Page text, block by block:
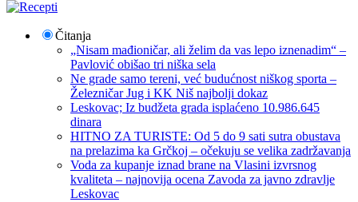
Čitanja
„Nisam mađioničar, ali želim da vas lepo iznenadim“ –
Pavlović obišao tri niška sela
Ne grade samo tereni, već budućnost niškog sporta –
Železničar Jug i KK Niš najbolji dokaz
Leskovac; Iz budžeta grada isplaćeno 10.986.645
dinara
HITNO ZA TURISTE: Od 5 do 9 sati sutra obustava
na prelazima ka Grčkoj – očekuju se velika zadržavanja
Voda za kupanje iznad brane na Vlasini izvrsnog
kvaliteta – najnovija ocena Zavoda za javno zdravlje
Leskovac